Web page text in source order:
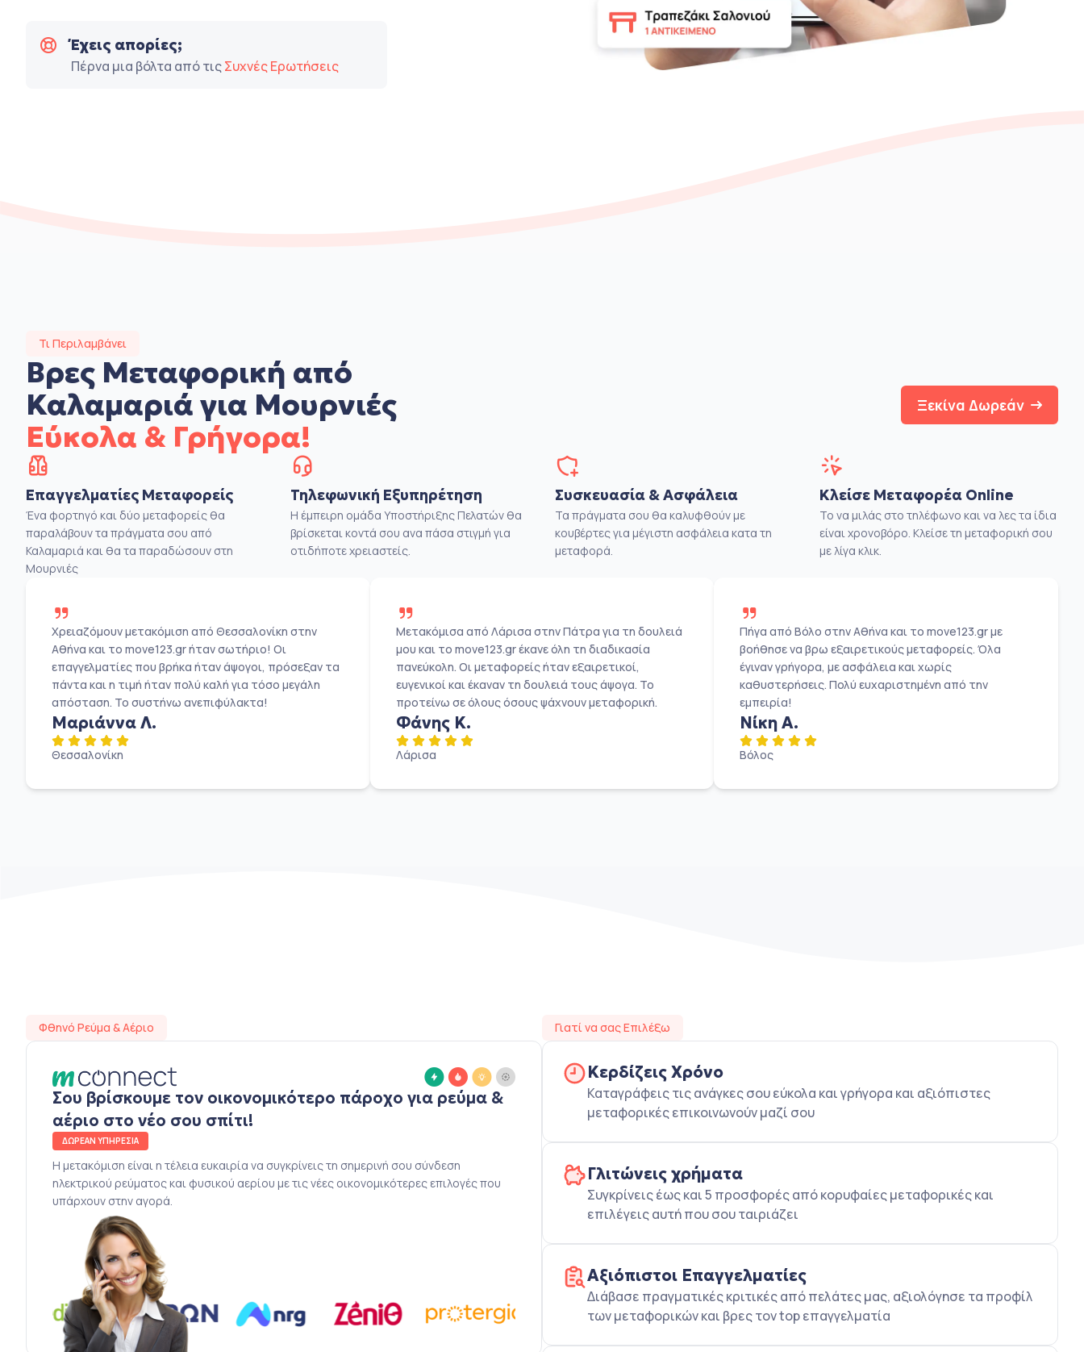
Έχεις απορίες;
Πέρνα μια βόλτα από τιςΣυχνές Ερωτήσεις
Τι Περιλαμβάνει
Βρες Μεταφορική από
Καλαμαριά για Μουρνιές
Εύκολα & Γρήγορα!
Ξεκίνα Δωρεάν
Επαγγελματίες Μεταφορείς
Ένα φορτηγό και δύο μεταφορείς θα
παραλάβουν τα πράγματα σου από
Καλαμαριά και θα τα παραδώσουν στη
Μουρνιές
Τηλεφωνική Εξυπηρέτηση
Η έμπειρη ομάδα Υποστήριξης Πελατών θα
βρίσκεται κοντά σου ανα πάσα στιγμή για
οτιδήποτε χρειαστείς.
Συσκευασία & Ασφάλεια
Τα πράγματα σου θα καλυφθούν με
κουβέρτες για μέγιστη ασφάλεια κατα τη
μεταφορά.
Κλείσε Μεταφορέα Online
Το να μιλάς στο τηλέφωνο και να λες τα ίδια
είναι χρονοβόρο. Κλείσε τη μεταφορική σου
με λίγα κλικ.
Χρειαζόμουν μετακόμιση από Θεσσαλονίκη στην
Αθήνα και το move123.gr ήταν σωτήριο! Οι
επαγγελματίες που βρήκα ήταν άψογοι, πρόσεξαν τα
πάντα και η τιμή ήταν πολύ καλή για τόσο μεγάλη
απόσταση. Το συστήνω ανεπιφύλακτα!
Μαριάννα Λ.
Θεσσαλονίκη
Μετακόμισα από Λάρισα στην Πάτρα για τη δουλειά
μου και το move123.gr έκανε όλη τη διαδικασία
πανεύκολη. Οι μεταφορείς ήταν εξαιρετικοί,
ευγενικοί και έκαναν τη δουλειά τους άψογα. Το
προτείνω σε όλους όσους ψάχνουν μεταφορική.
Φάνης Κ.
Λάρισα
Πήγα από Βόλο στην Αθήνα και το move123.gr με
βοήθησε να βρω εξαιρετικούς μεταφορείς. Όλα
έγιναν γρήγορα, με ασφάλεια και χωρίς
καθυστερήσεις. Πολύ ευχαριστημένη από την
εμπειρία!
Νίκη Α.
Βόλος
Φθηνό Ρεύμα & Αέριο
Σου βρίσκουμε τον οικονομικότερο πάροχο για ρεύμα &
αέριο στο νέο σου σπίτι!
ΔΩΡΕΑΝ ΥΠΗΡΕΣΙΑ
Η μετακόμιση είναι η τέλεια ευκαιρία να συγκρίνεις τη σημερινή σου σύνδεση
ηλεκτρικού ρεύματος και φυσικού αερίου με τις νέες οικονομικότερες επιλογές που
υπάρχουν στην αγορά.
Γιατί να σας Επιλέξω
Κερδίζεις Χρόνο
Καταγράφεις τις ανάγκες σου εύκολα και γρήγορα και αξιόπιστες
μεταφορικές επικοινωνούν μαζί σου
Γλιτώνεις χρήματα
Συγκρίνεις έως και 5 προσφορές από κορυφαίες μεταφορικές και
επιλέγεις αυτή που σου ταιριάζει
Αξιόπιστοι Επαγγελματίες
Διάβασε πραγματικές κριτικές από πελάτες μας, αξιολόγησε τα προφίλ
των μεταφορικών και βρες τον top επαγγελματία